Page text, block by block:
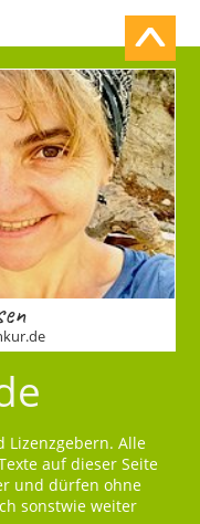
Lizenzgebern. Alle
auf dieser Seite
und dürfen ohne
sonstwie weiter